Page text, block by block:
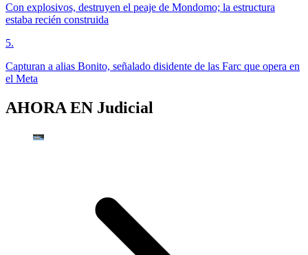
Con explosivos, destruyen el peaje de Mondomo; la estructura
estaba recién construida
5.
Capturan a alias Bonito, señalado disidente de las Farc que opera en
el Meta
AHORA EN Judicial